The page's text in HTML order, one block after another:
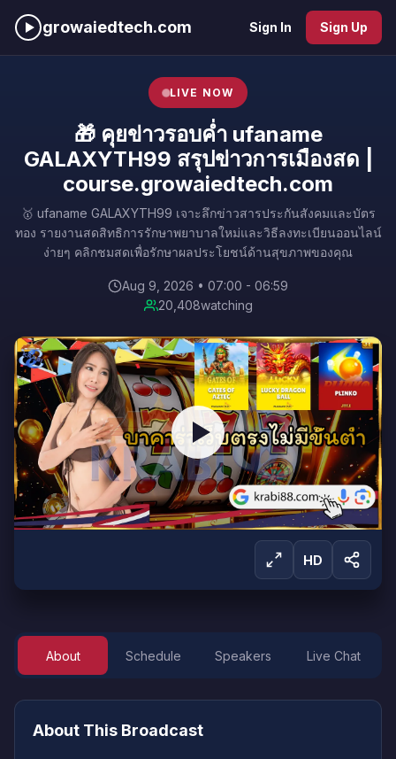
growaiedtech.com Sign In Sign Up
LIVE NOW
🎁 คุยข่าวรอบค่ำ ufaname
GALAXYTH99 สรุปข่าวการเมืองสด |
course.growaiedtech.com
🥇 ufaname GALAXYTH99 เจาะลึกข่าวสารประกันสังคมและบัตร
ทอง รายงานสดสิทธิการรักษาพยาบาลใหม่และวิธีลงทะเบียนออนไลน์
ง่ายๆ คลิกชมสดเพื่อรักษาผลประโยชน์ด้านสุขภาพของคุณ
Aug 9, 2026 • 07:00 - 06:59
20,408watching
Sign in to Watch
HD
About Schedule Speakers Live Chat
About This Broadcast